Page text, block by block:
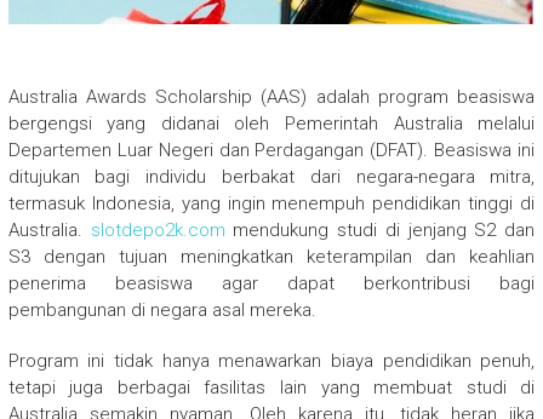
Australia Awards Scholarship (AAS) adalah program beasiswa
bergengsi yang didanai oleh Pemerintah Australia melalui
Departemen Luar Negeri dan Perdagangan (DFAT). Beasiswa ini
ditujukan bagi individu berbakat dari negara-negara mitra,
termasuk Indonesia, yang ingin menempuh pendidikan tinggi di
Australia. slotdepo2k.com mendukung studi di jenjang S2 dan
S3 dengan tujuan meningkatkan keterampilan dan keahlian
penerima beasiswa agar dapat berkontribusi bagi
pembangunan di negara asal mereka.
Program ini tidak hanya menawarkan biaya pendidikan penuh,
tetapi juga berbagai fasilitas lain yang membuat studi di
Australia semakin nyaman. Oleh karena itu, tidak heran jika